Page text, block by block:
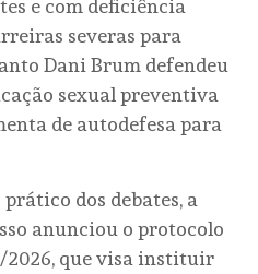
e com deficiência
severas para
Dani Brum defendeu
sexual preventiva
de autodefesa para
dos debates, a
anunciou o protocolo
2026, que visa instituir